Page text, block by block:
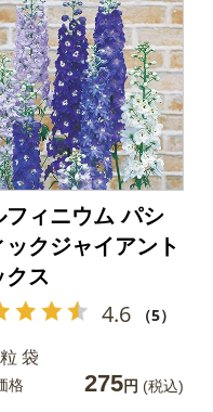
フィニウム パシ
ックジャイアント
クス
4.6 （5）
袋
格 275円 (税込)